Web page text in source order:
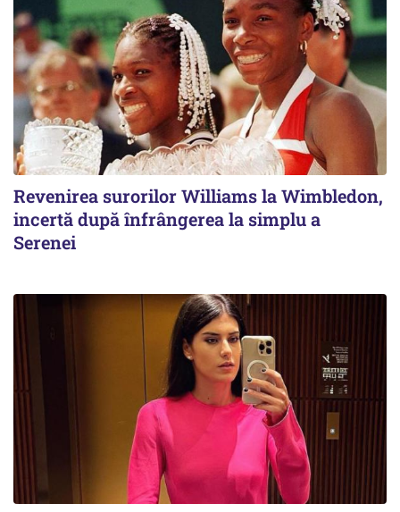
Revenirea surorilor Williams la Wimbledon,
incertă după înfrângerea la simplu a
Serenei